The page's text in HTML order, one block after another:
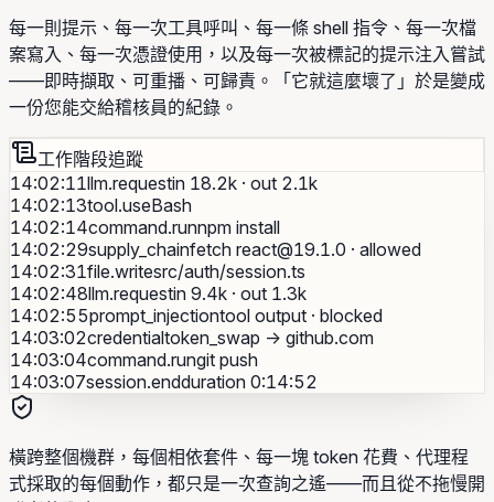
每一則提示、每一次工具呼叫、每一條 shell 指令、每一次檔
案寫入、每一次憑證使用，以及每一次被標記的提示注入嘗試
——即時擷取、可重播、可歸責。「它就這麼壞了」於是變成
一份您能交給稽核員的紀錄。
工作階段追蹤
14:02:11llm.requestin 18.2k · out 2.1k
14:02:13tool.useBash
14:02:14command.runnpm install
14:02:29supply_chainfetch react@19.1.0 · allowed
14:02:31file.writesrc/auth/session.ts
14:02:48llm.requestin 9.4k · out 1.3k
14:02:55prompt_injectiontool output · blocked
14:03:02credentialtoken_swap → github.com
14:03:04command.rungit push
14:03:07session.endduration 0:14:52
橫跨整個機群，每個相依套件、每一塊 token 花費、代理程
式採取的每個動作，都只是一次查詢之遙——而且從不拖慢開